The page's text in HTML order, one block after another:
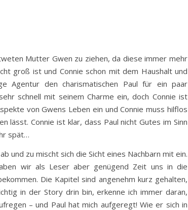
Mutter Gwen zu ziehen, da diese immer mehr
groß ist und Connie schon mit dem Haushalt und
Agentur den charismatischen Paul für ein paar
schnell mit seinem Charme ein, doch Connie ist
von Gwens Leben ein und Connie muss hilflos
lässt. Connie ist klar, dass Paul nicht Gutes im Sinn
spät…
und zu mischt sich die Sicht eines Nachbarn mit ein.
wir als Leser aber genügend Zeit uns in die
Die Kapitel sind angenehm kurz gehalten,
in der Story drin bin, erkenne ich immer daran,
– und Paul hat mich aufgeregt! Wie er sich in